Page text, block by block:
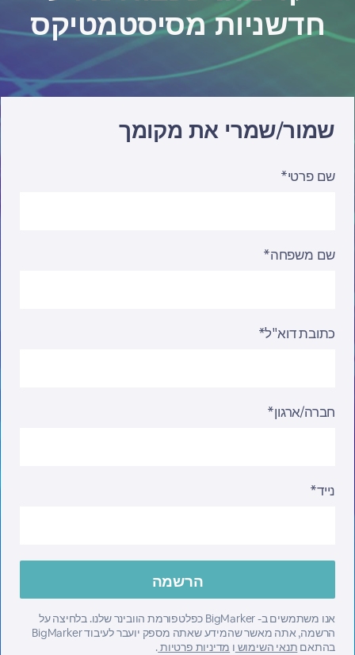
חדשניות מסיסטמטיקס
שמור/שמרי את מקומך
שם פרטי*
שם משפחה*
כתובת דוא"ל*
חברה/ארגון*
נייד*
אנו משתמשים ב- BigMarker כפלטפורמת הוובינר שלנו. בלחיצה על
הרשמה, אתה מאשר שהמידע שאתה מספק יועבר לעיבוד BigMarker
בהתאם תנאי השימוש ו מדיניות פרטיות.